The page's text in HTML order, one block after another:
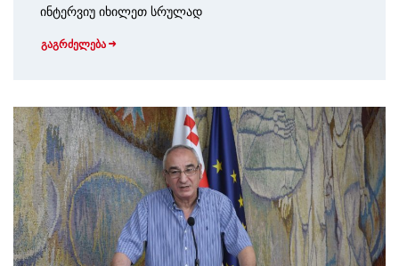
ინტერვიუ იხილეთ სრულად
გაგრძელება